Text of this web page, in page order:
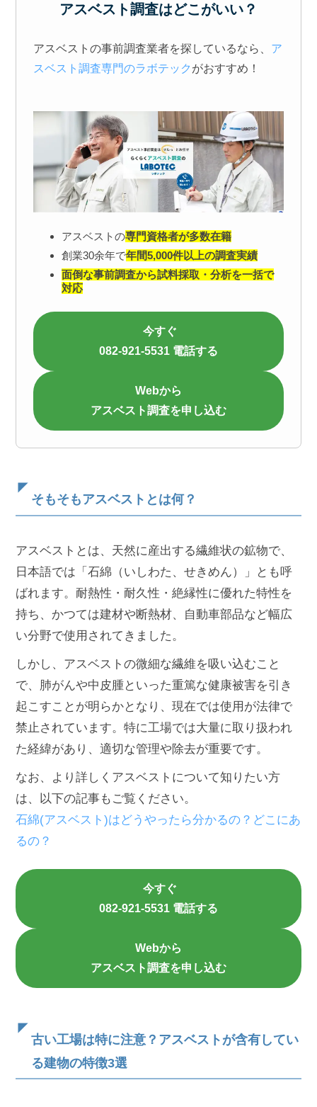
アスベスト調査はどこがいい？
アスベストの事前調査業者を探しているなら、 ア
スベスト調査専門のラボテック がおすすめ！
アスベストの専門資格者が多数在籍
創業30余年で年間5,000件以上の調査実績
面倒な事前調査から試料採取・分析を一括で
対応
今すぐ
082-921-5531 電話する
Webから
アスベスト調査を申し込む
そもそもアスベストとは何？
アスベストとは、天然に産出する繊維状の鉱物で、
日本語では「石綿（いしわた、せきめん）」とも呼
ばれます。耐熱性・耐久性・絶縁性に優れた特性を
持ち、かつては建材や断熱材、自動車部品など幅広
い分野で使用されてきました。
しかし、アスベストの微細な繊維を吸い込むこと
で、肺がんや中皮腫といった重篤な健康被害を引き
起こすことが明らかとなり、現在では使用が法律で
禁止されています。特に工場では大量に取り扱われ
た経緯があり、適切な管理や除去が重要です。
なお、より詳しくアスベストについて知りたい方
は、以下の記事もご覧ください。
石綿(アスベスト)はどうやったら分かるの？どこにあ
るの？
今すぐ
082-921-5531 電話する
Webから
アスベスト調査を申し込む
古い工場は特に注意？アスベストが含有してい
る建物の特徴3選